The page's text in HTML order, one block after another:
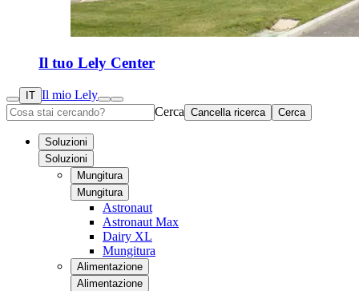
Il tuo Lely Center
IT Il mio Lely
Cerca Cancella ricerca Cerca
Soluzioni
Soluzioni
Mungitura
Mungitura
Astronaut
Astronaut Max
Dairy XL
Mungitura
Alimentazione
Alimentazione